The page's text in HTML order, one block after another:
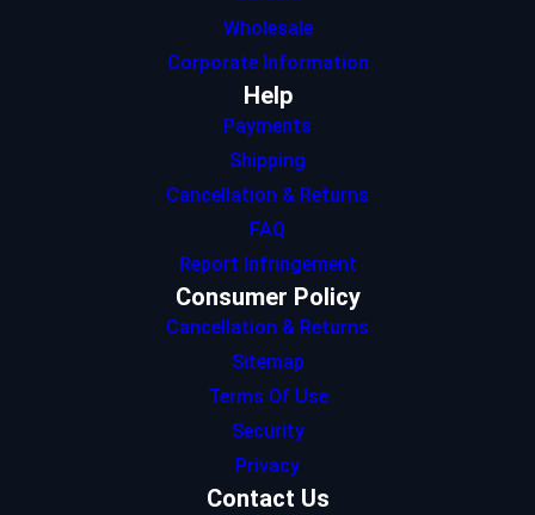
Wholesale
Corporate Information
Help
Payments
Shipping
Cancellation & Returns
FAQ
Report Infringement
Consumer Policy
Cancellation & Returns
Sitemap
Terms Of Use
Security
Privacy
Contact Us